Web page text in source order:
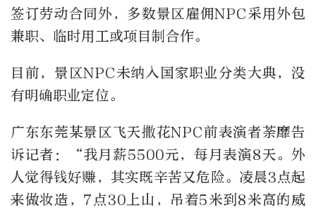
签订劳动合同外，多数景区雇佣NPC采用外包
兼职、临时用工或项目制合作。
目前，景区NPC未纳入国家职业分类大典，没
有明确职业定位。
广东东莞某景区飞天撒花NPC前表演者荼靡告
诉记者：“我月薪5500元，每月表演8天。外
人觉得钱好赚，其实既辛苦又危险。凌晨3点起
来做妆造，7点30上山，吊着5米到8米高的威